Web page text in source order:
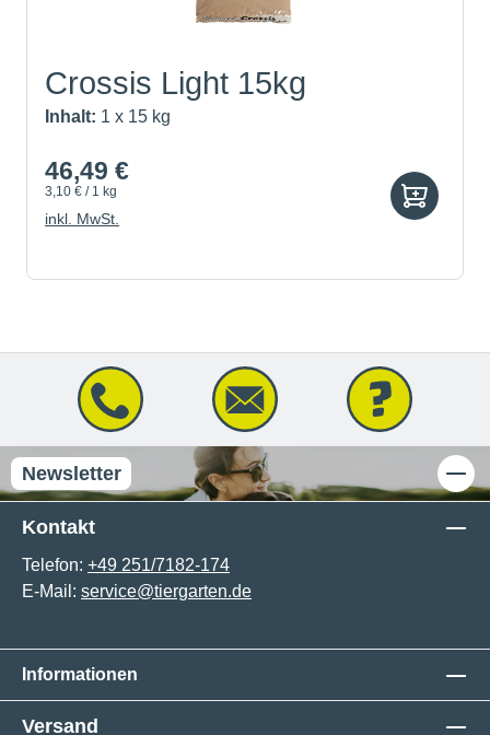
Crossis Light 15kg
Inhalt: 1 x 15 kg
46,49 €
3,10 € / 1 kg
inkl. MwSt.
Newsletter
Kontakt
Telefon: +49 251/7182-174
E-Mail: service@tiergarten.de
Informationen
Versand